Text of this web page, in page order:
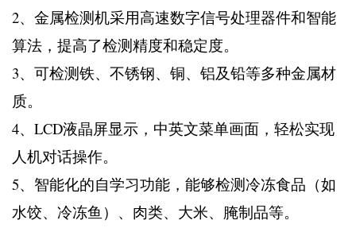
2、金属检测机采用高速数字信号处理器件和智能
算法，提高了检测精度和稳定度。
3、可检测铁、不锈钢、铜、铝及铅等多种金属材
质。
4、LCD液晶屏显示，中英文菜单画面，轻松实现
人机对话操作。
5、智能化的自学习功能，能够检测冷冻食品（如
水饺、冷冻鱼）、肉类、大米、腌制品等。